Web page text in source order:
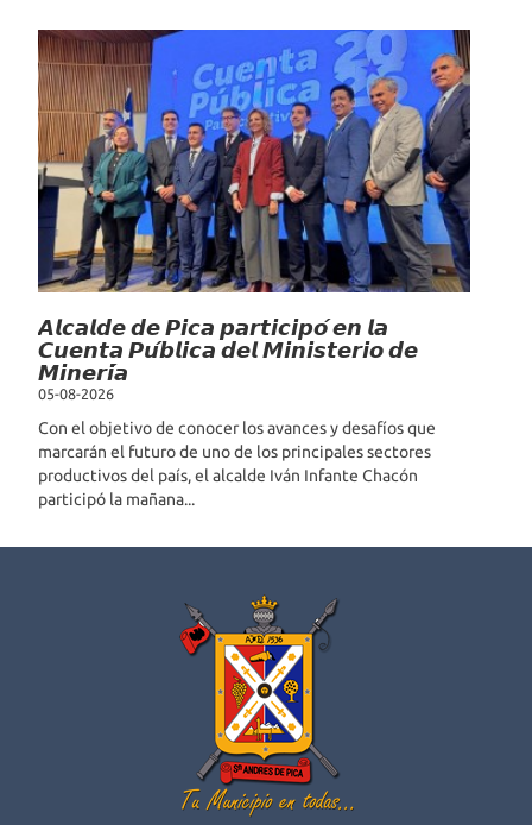
𝘼𝙡𝙘𝙖𝙡𝙙𝙚 𝙙𝙚 𝙋𝙞𝙘𝙖 𝙥𝙖𝙧𝙩𝙞𝙘𝙞𝙥𝙤́ 𝙚𝙣 𝙡𝙖
𝘾𝙪𝙚𝙣𝙩𝙖 𝙋𝙪́𝙗𝙡𝙞𝙘𝙖 𝙙𝙚𝙡 𝙈𝙞𝙣𝙞𝙨𝙩𝙚𝙧𝙞𝙤 𝙙𝙚
𝙈𝙞𝙣𝙚𝙧𝙞́𝙖
05-08-2026
Con el objetivo de conocer los avances y desafíos que
marcarán el futuro de uno de los principales sectores
productivos del país, el alcalde Iván Infante Chacón
participó la mañana...